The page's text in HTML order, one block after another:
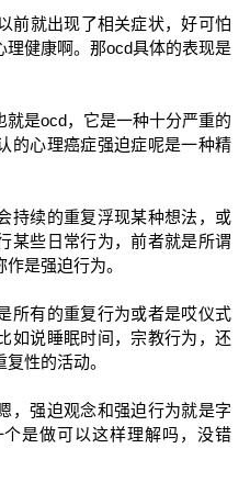
前就出现了相关症状，好可怕
健康啊。那ocd具体的表现是
是ocd，它是一种十分严重的
的心理癌症强迫症呢是一种精
持续的重复浮现某种想法，或
某些日常行为，前者就是所谓
是强迫行为。
所有的重复行为或者是哎仪式
如说睡眠时间，宗教行为，还
性的活动。
，强迫观念和强迫行为就是字
是做可以这样理解吗，没错